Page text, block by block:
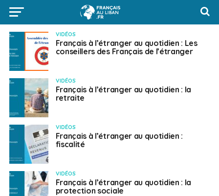
VIDÉOS
Français à l’étranger au quotidien : Les
conseillers des Français de l’étranger
VIDÉOS
Français à l’étranger au quotidien : la
retraite
VIDÉOS
Français à l’étranger au quotidien :
fiscalité
VIDÉOS
Français à l’étranger au quotidien : la
protection sociale